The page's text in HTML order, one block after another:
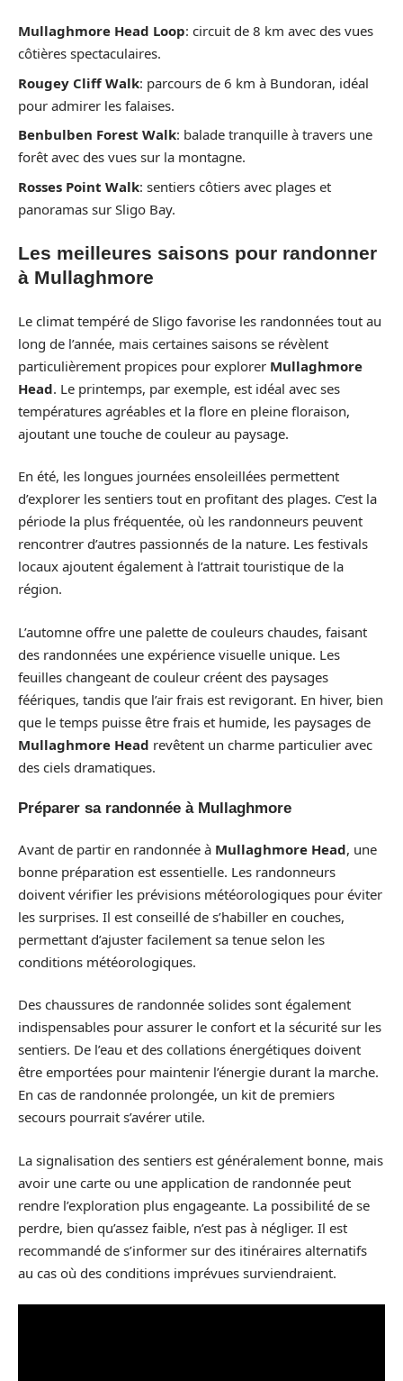
Mullaghmore Head Loop: circuit de 8 km avec des vues
côtières spectaculaires.
Rougey Cliff Walk: parcours de 6 km à Bundoran, idéal
pour admirer les falaises.
Benbulben Forest Walk: balade tranquille à travers une
forêt avec des vues sur la montagne.
Rosses Point Walk: sentiers côtiers avec plages et
panoramas sur Sligo Bay.
Les meilleures saisons pour randonner
à Mullaghmore
Le climat tempéré de Sligo favorise les randonnées tout au
long de l’année, mais certaines saisons se révèlent
particulièrement propices pour explorer Mullaghmore
Head. Le printemps, par exemple, est idéal avec ses
températures agréables et la flore en pleine floraison,
ajoutant une touche de couleur au paysage.
En été, les longues journées ensoleillées permettent
d’explorer les sentiers tout en profitant des plages. C’est la
période la plus fréquentée, où les randonneurs peuvent
rencontrer d’autres passionnés de la nature. Les festivals
locaux ajoutent également à l’attrait touristique de la
région.
L’automne offre une palette de couleurs chaudes, faisant
des randonnées une expérience visuelle unique. Les
feuilles changeant de couleur créent des paysages
féériques, tandis que l’air frais est revigorant. En hiver, bien
que le temps puisse être frais et humide, les paysages de
Mullaghmore Head revêtent un charme particulier avec
des ciels dramatiques.
Préparer sa randonnée à Mullaghmore
Avant de partir en randonnée à Mullaghmore Head, une
bonne préparation est essentielle. Les randonneurs
doivent vérifier les prévisions météorologiques pour éviter
les surprises. Il est conseillé de s’habiller en couches,
permettant d’ajuster facilement sa tenue selon les
conditions météorologiques.
Des chaussures de randonnée solides sont également
indispensables pour assurer le confort et la sécurité sur les
sentiers. De l’eau et des collations énergétiques doivent
être emportées pour maintenir l’énergie durant la marche.
En cas de randonnée prolongée, un kit de premiers
secours pourrait s’avérer utile.
La signalisation des sentiers est généralement bonne, mais
avoir une carte ou une application de randonnée peut
rendre l’exploration plus engageante. La possibilité de se
perdre, bien qu’assez faible, n’est pas à négliger. Il est
recommandé de s’informer sur des itinéraires alternatifs
au cas où des conditions imprévues surviendraient.